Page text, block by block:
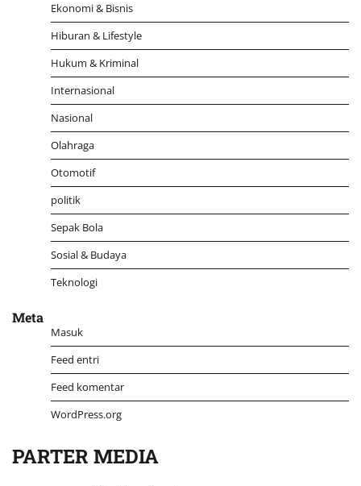
Ekonomi & Bisnis
Hiburan & Lifestyle
Hukum & Kriminal
Internasional
Nasional
Olahraga
Otomotif
politik
Sepak Bola
Sosial & Budaya
Teknologi
Meta
Masuk
Feed entri
Feed komentar
WordPress.org
PARTER MEDIA